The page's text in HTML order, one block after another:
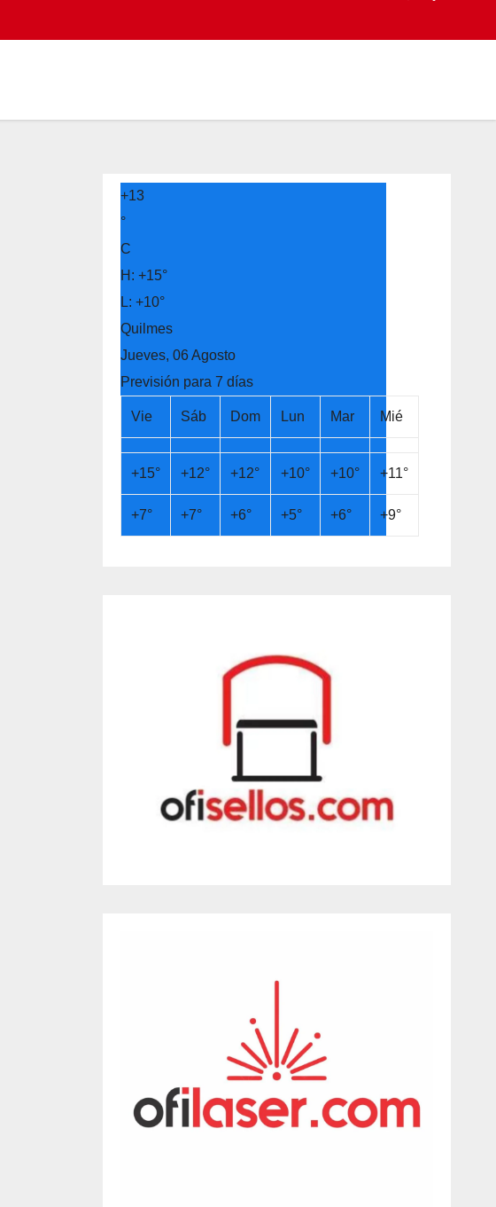
+13
°
C
H:+15°
L:+10°
Quilmes
Jueves, 06 Agosto
Previsión para 7 días
Vie Sáb Dom Lun Mar Mié
+15° +12° +12° +10° +10° +11°
+7° +7° +6° +5° +6° +9°